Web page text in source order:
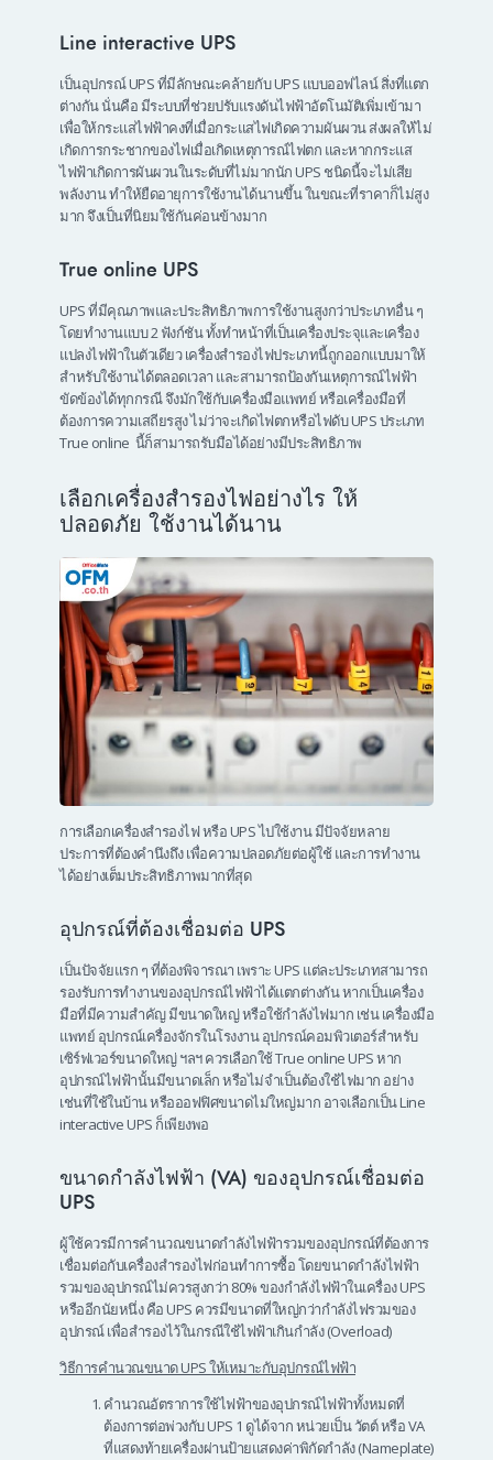
Line interactive UPS
เป็นอุปกรณ์ UPS ที่มีลักษณะคล้ายกับ UPS แบบออฟไลน์ สิ่งที่แตก
ต่างกัน นั่นคือ มีระบบที่ช่วยปรับแรงดันไฟฟ้าอัตโนมัติเพิ่มเข้ามา
เพื่อให้กระแสไฟฟ้าคงที่เมื่อกระแสไฟเกิดความผันผวน ส่งผลให้ไม่
เกิดการกระชากของไฟเมื่อเกิดเหตุการณ์ไฟตก และหากกระแส
ไฟฟ้าเกิดการผันผวนในระดับที่ไม่มากนัก UPS ชนิดนี้จะไม่เสีย
พลังงาน ทำให้ยืดอายุการใช้งานได้นานขึ้น ในขณะที่ราคาก็ไม่สูง
มาก จึงเป็นที่นิยมใช้กันค่อนข้างมาก
True online UPS
UPS ที่มีคุณภาพและประสิทธิภาพการใช้งานสูงกว่าประเภทอื่น ๆ
โดยทำงานแบบ 2 ฟังก์ชัน ทั้งทำหน้าที่เป็นเครื่องประจุและเครื่อง
แปลงไฟฟ้าในตัวเดียว เครื่องสำรองไฟประเภทนี้ถูกออกแบบมาให้
สำหรับใช้งานได้ตลอดเวลา และสามารถป้องกันเหตุการณ์ไฟฟ้า
ขัดข้องได้ทุกกรณี จึงมักใช้กับเครื่องมือแพทย์ หรือเครื่องมือที่
ต้องการความเสถียรสูง ไม่ว่าจะเกิดไฟตกหรือไฟดับ UPS ประเภท
True online นี้ก็สามารถรับมือได้อย่างมีประสิทธิภาพ
เลือกเครื่องสำรองไฟอย่างไร ให้
ปลอดภัย ใช้งานได้นาน
การเลือกเครื่องสำรองไฟ หรือ UPS ไปใช้งาน มีปัจจัยหลาย
ประการที่ต้องคำนึงถึง เพื่อความปลอดภัยต่อผู้ใช้ และการทำงาน
ได้อย่างเต็มประสิทธิภาพมากที่สุด
อุปกรณ์ที่ต้องเชื่อมต่อ UPS
เป็นปัจจัยแรก ๆ ที่ต้องพิจารณา เพราะ UPS แต่ละประเภทสามารถ
รองรับการทำงานของอุปกรณ์ไฟฟ้าได้แตกต่างกัน หากเป็นเครื่อง
มือที่มีความสำคัญ มีขนาดใหญ่ หรือใช้กำลังไฟมาก เช่น เครื่องมือ
แพทย์ อุปกรณ์เครื่องจักรในโรงงาน อุปกรณ์คอมพิวเตอร์สำหรับ
เซิร์ฟเวอร์ขนาดใหญ่ ฯลฯ ควรเลือกใช้ True online UPS หาก
อุปกรณ์ไฟฟ้านั้นมีขนาดเล็ก หรือไม่จำเป็นต้องใช้ไฟมาก อย่าง
เช่นที่ใช้ในบ้าน หรือออฟฟิศขนาดไม่ใหญ่มาก อาจเลือกเป็น Line
interactive UPS ก็เพียงพอ
ขนาดกำลังไฟฟ้า (VA) ของอุปกรณ์เชื่อมต่อ
UPS
ผู้ใช้ควรมีการคำนวณขนาดกำลังไฟฟ้ารวมของอุปกรณ์ที่ต้องการ
เชื่อมต่อกับเครื่องสำรองไฟก่อนทำการซื้อ โดยขนาดกำลังไฟฟ้า
รวมของอุปกรณ์ไม่ควรสูงกว่า 80% ของกำลังไฟฟ้าในเครื่อง UPS
หรืออีกนัยหนึ่ง คือ UPS ควรมีขนาดที่ใหญ่กว่ากำลังไฟรวมของ
อุปกรณ์ เพื่อสำรองไว้ในกรณีใช้ไฟฟ้าเกินกำลัง (Overload)
วิธีการคำนวณขนาด UPS ให้เหมาะกับอุปกรณ์ไฟฟ้า
คำนวณอัตราการใช้ไฟฟ้าของอุปกรณ์ไฟฟ้าทั้งหมดที่
ต้องการต่อพ่วงกับ UPS 1 ดูได้จาก หน่วยเป็น วัตต์ หรือ VA
ที่แสดงท้ายเครื่องผ่านป้ายแสดงค่าพิกัดกำลัง (Nameplate)